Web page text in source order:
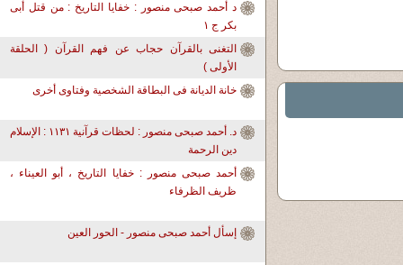
د أحمد صبحى منصور : خفايا التاريخ : من قتل أبى
بكر ج ١
التغنى بالقرآن حجاب عن فهم القرآن ( الحلقة
الأولى )
خانة الديانة فى البطاقة الشخصية وفتاوى أخرى
د. أحمد صبحى منصور : لحظات قرآنية ١١٣١ : الإسلام
دين الرحمة
أحمد صبحى منصور : خفايا التاريخ ، أبو العيناء ،
ظريف الظرفاء
إسأل أحمد صبحى منصور - الحور العين